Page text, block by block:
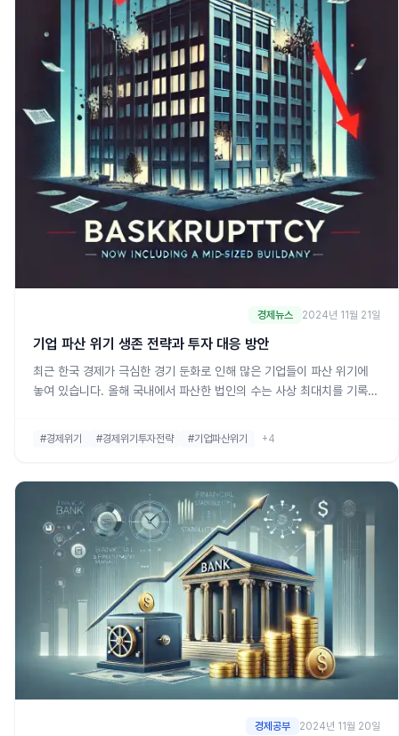
경제뉴스 2024년 11월 21일
기업 파산 위기 생존 전략과 투자 대응 방안
최근 한국 경제가 극심한 경기 둔화로 인해 많은 기업들이 파산 위기에
놓여 있습니다. 올해 국내에서 파산한 법인의 수는 사상 최대치를 기록했
#경제위기 #경제위기투자전략 #기업파산위기 +4
경제공부 2024년 11월 20일